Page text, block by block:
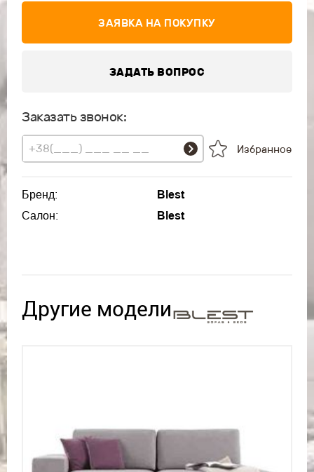
ЗАЯВКА НА ПОКУПКУ
ЗАДАТЬ ВОПРОС
Заказать звонок:
Избранное
Бренд:
Blest
Салон:
Blest
Другие модели